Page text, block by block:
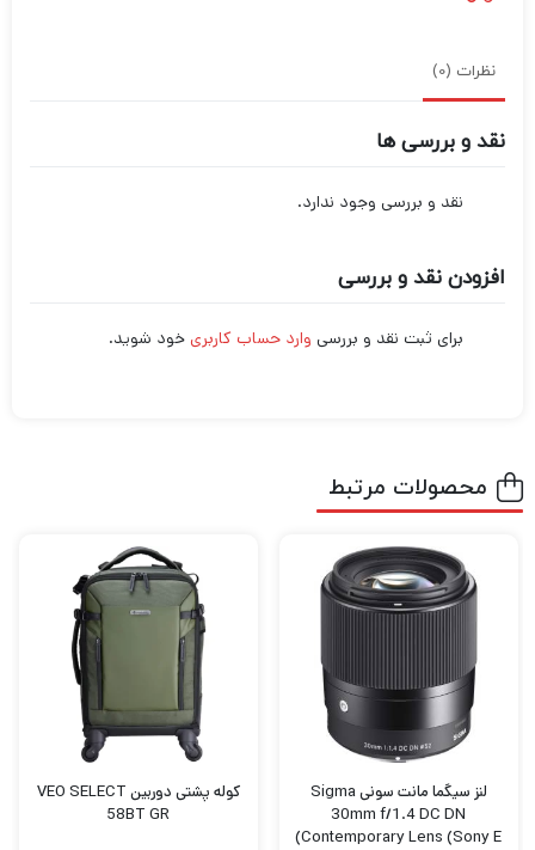
نظرات (0)
نقد و بررسی ها
نقد و بررسی وجود ندارد.
افزودن نقد و بررسی
برای ثبت نقد و بررسی وارد حساب کاربری خود شوید.
محصولات مرتبط
لنز سیگما مانت سونی Sigma
30mm f/1.4 DC DN
Contemporary Lens (Sony E)
کوله پشتی دوربین VEO SELECT
58BT GR